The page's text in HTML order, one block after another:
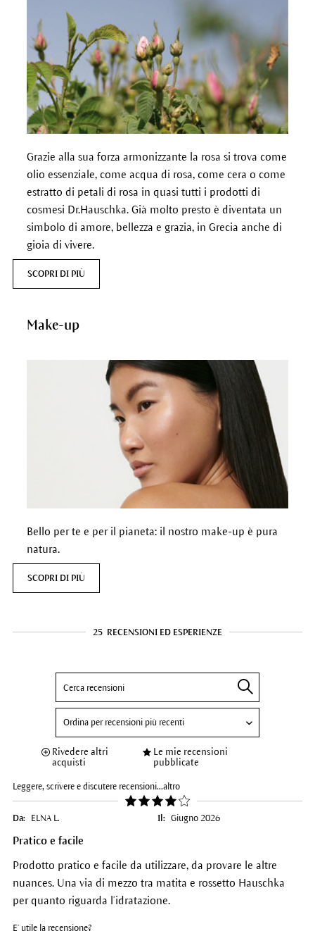
Grazie alla sua forza armonizzante la rosa si trova come
olio essenziale, come acqua di rosa, come cera o come
estratto di petali di rosa in quasi tutti i prodotti di
cosmesi Dr.Hauschka. Già molto presto è diventata un
simbolo di amore, bellezza e grazia, in Grecia anche di
gioia di vivere.
SCOPRI DI PIÙ
Make-up
Bello per te e per il pianeta: il nostro make-up è pura
natura.
SCOPRI DI PIÙ
25 RECENSIONI ED ESPERIENZE
Rivedere altri
acquisti
Le mie recensioni
pubblicate
Leggere, scrivere e discutere recensioni...altro
Da: ELNA L. Il: Giugno 2026
Pratico e facile
Prodotto pratico e facile da utilizzare, da provare le altre
nuances. Una via di mezzo tra matita e rossetto Hauschka
per quanto riguarda l’idratazione.
E' utile la recensione?